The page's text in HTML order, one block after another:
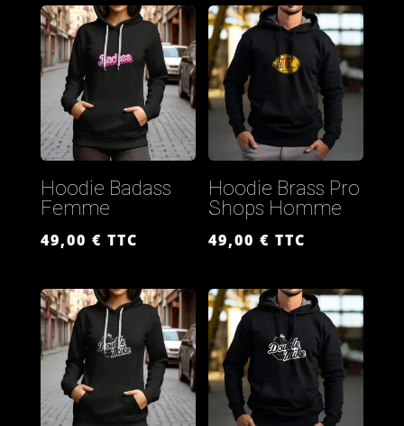
Hoodie Badass
Femme
49,00 € TTC
Hoodie Brass Pro
Shops Homme
49,00€ TTC